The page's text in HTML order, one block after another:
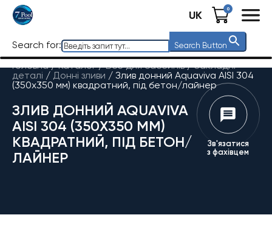
UK 0
Search for: Search Button
Головна / Каталог/Все для басейнів/Закладні
деталі / Донні зливи / Злив донний Aquaviva AISI 304
(350х350 мм) квадратний, під бетон/лайнер
ЗЛИВ ДОННИЙ AQUAVIVA
AISI 304 (350Х350 ММ)
КВАДРАТНИЙ, ПІД БЕТОН/
ЛАЙНЕР
Зв'язатися
з фахівцем